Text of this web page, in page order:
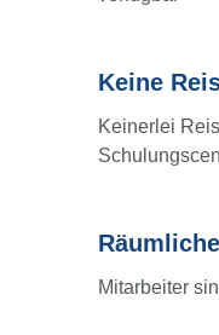
Keine
Keinerlei
Reisezeiten
Mitarbeiter
Räumliche
Unabhängigkeit